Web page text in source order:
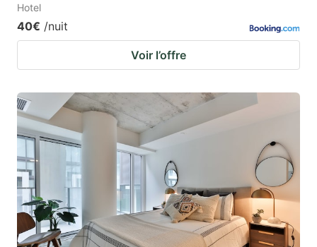
Hotel
40€ /nuit
Voir l’offre